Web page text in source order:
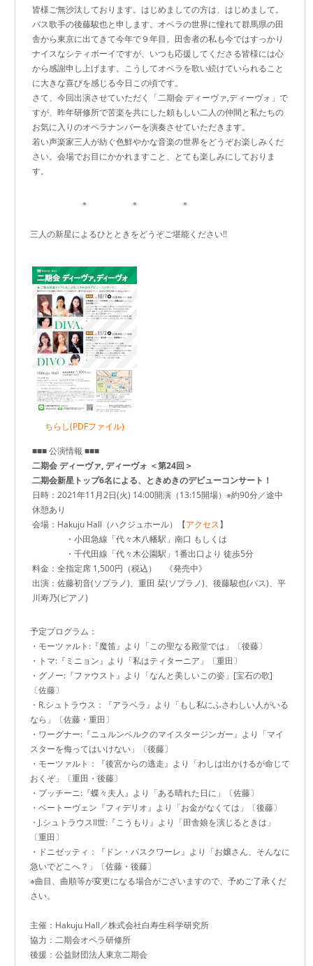
皆様ご無沙汰しております。はじめましての方は、はじめまして。
バス歌手の後藤駿也と申します。オペラの世界に憧れて群馬県の田
舎から東京に出てきて今年で９年目。田舎者の私も今ではすっかり
ナイスなシティボーイですが、いつも応援してくださる皆様には心
から感謝申し上げます。こうしてオペラを歌い続けていられること
に大きな喜びを感じる今日この頃です。
さて、今回出演させていただく「二期会 ディーヴァ,ディーヴォ」で
すが、昨年研修所で苦楽を共にした頼もしい二人の仲間と私たちの
お気に入りのオペラナンバーを演奏させていただきます。
若い声楽家三人が紡ぐ色鮮やかな音楽の世界をどうぞお楽しみくだ
さい。会場でお目にかかれますこと、とても楽しみにしておりま
す。
＊ ＊ ＊
三人の新星によるひとときをどうぞご堪能ください!!
ちらし(PDFファイル)
■■■ 公演情報 ■■■
二期会 ディーヴァ, ディーヴォ ＜第24回＞
二期会新星トップ6名による、ときめきのデビューコンサート！
日時：2021年11月2日(火) 14:00開演（13:15開場）※約90分／途中
休憩あり
会場：Hakuju Hall（ハクジュホール）【アクセス】
・小田急線「代々木八幡駅」南口 もしくは
・千代田線「代々木公園駅」1番出口より 徒歩5分
料金：全指定席 1,500円（税込） 《発売中》
出演：佐藤初音(ソプラノ)、重田 栞(ソプラノ)、後藤駿也(バス)、平
川寿乃(ピアノ)
予定プログラム：
・モーツァルト:『魔笛』より「この聖なる殿堂では」〔後藤〕
・トマ:『ミニョン』より「私はティターニア」〔重田〕
・グノー:『ファウスト』より「なんと美しいこの姿」[宝石の歌]
〔佐藤〕
・R.シュトラウス：『アラベラ』より「もし私にふさわしい人がいる
なら」〔佐藤・重田〕
・ワーグナー:『ニュルンベルクのマイスタージンガー』より「マイ
スターを侮ってはいけない」〔後藤〕
・モーツァルト：『後宮からの逃走』より「わしは出かけるが命じて
おくぞ」〔重田・後藤〕
・プッチーニ:『蝶々夫人』より「ある晴れた日に」〔佐藤〕
・ベートーヴェン『フィデリオ』より「お金がなくては」〔後藤〕
・J.シュトラウスII世:『こうもり』より「田舎娘を演じるときは」
〔重田〕
・ドニゼッティ：『ドン・パスクワーレ』より「お嬢さん、そんなに
急いでどこへ？」〔佐藤・後藤〕
※曲目、曲順等が変更になる場合がございますので、予めご了承くだ
さい。
主催：Hakuju Hall／株式会社白寿生科学研究所
協力：二期会オペラ研修所
後援：公益財団法人東京二期会